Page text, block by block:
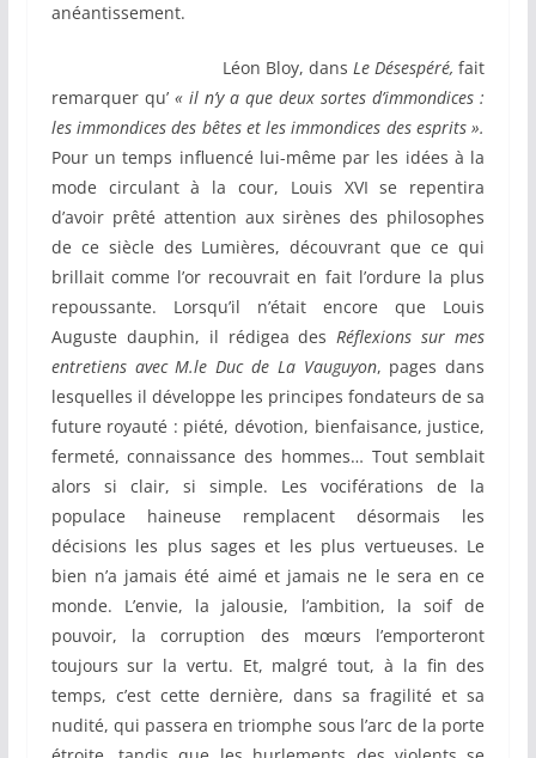
anéantissement.
Léon Bloy, dansLe Désespéré,fait
remarquer qu’ « il n’y a que deux sortes d’immondices :
les immondices des bêtes et les immondices des esprits ».
Pour un temps influencé lui-même par les idées à la
mode circulant à la cour, Louis XVI se repentira
d’avoir prêté attention aux sirènes des philosophes
de ce siècle des Lumières, découvrant que ce qui
brillait comme l’or recouvrait en fait l’ordure la plus
repoussante. Lorsqu’il n’était encore que Louis
Auguste dauphin, il rédigea desRéflexions sur mes
entretiens avec M.le Duc de La Vauguyon, pages dans
lesquelles il développe les principes fondateurs de sa
future royauté : piété, dévotion, bienfaisance, justice,
fermeté, connaissance des hommes… Tout semblait
alors si clair, si simple. Les vociférations de la
populace haineuse remplacent désormais les
décisions les plus sages et les plus vertueuses. Le
bien n’a jamais été aimé et jamais ne le sera en ce
monde. L’envie, la jalousie, l’ambition, la soif de
pouvoir, la corruption des mœurs l’emporteront
toujours sur la vertu. Et, malgré tout, à la fin des
temps, c’est cette dernière, dans sa fragilité et sa
nudité, qui passera en triomphe sous l’arc de la porte